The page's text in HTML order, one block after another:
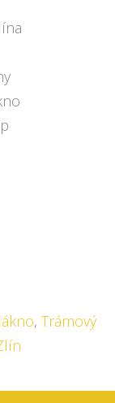
, Trámový